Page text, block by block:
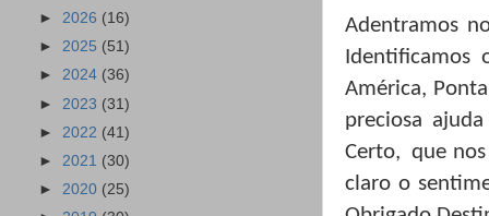
Adentramos
Identificamos
América,
preciosa
Certo, que
claro o
► 2026 (16)
► 2025 (51)
► 2024 (36)
► 2023 (31)
► 2022 (41)
► 2021 (30)
► 2020 (25)